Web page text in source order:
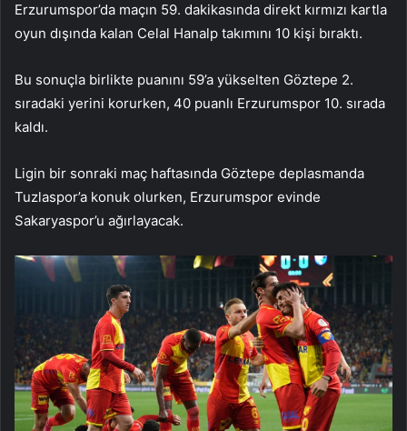
Erzurumspor’da maçın 59. dakikasında direkt kırmızı kartla
oyun dışında kalan Celal Hanalp takımını 10 kişi bıraktı.
Bu sonuçla birlikte puanını 59’a yükselten Göztepe 2.
sıradaki yerini korurken, 40 puanlı Erzurumspor 10. sırada
kaldı.
Ligin bir sonraki maç haftasında Göztepe deplasmanda
Tuzlaspor’a konuk olurken, Erzurumspor evinde
Sakaryaspor’u ağırlayacak.